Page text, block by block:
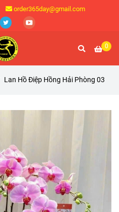
order365day@gmail.com
0
Lan Hồ Điệp Hồng Hải Phòng 03